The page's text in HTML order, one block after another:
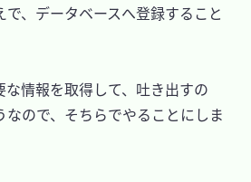
、データベースへ登録すること
情報を取得して、吐き出すの
ので、そちらでやることにしま